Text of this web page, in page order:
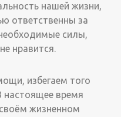
нашей жизни,
ответственны за
силы,
нравится.
избегаем того
настоящее время
жизненном